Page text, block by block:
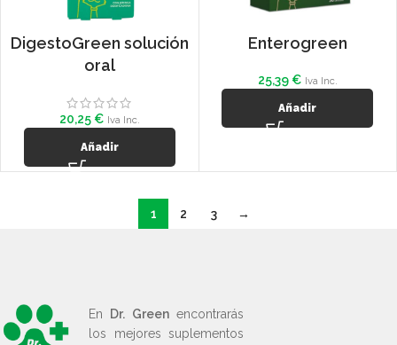
DigestoGreen solución
oral
20,25 € Iva Inc.
Añadir
Enterogreen
25,39 € Iva Inc.
Añadir
1 2 3 →
En Dr. Greenencontrarás
los mejores suplementos